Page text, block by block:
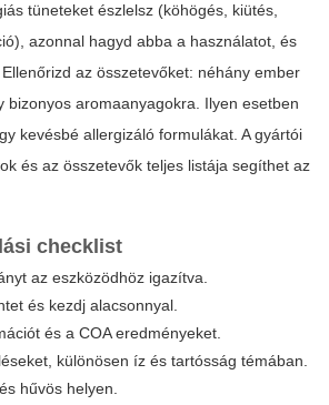
tüneteket észlelsz (köhögés, kiütés,
azonnal hagyd abba a használatot, és
az összetevőket: néhány ember
bizonyos aromaanyagokra. Ilyen esetben
kevésbé allergizáló formulákat. A gyártói
és az összetevők teljes listája segíthet az
checklist
az eszközödhöz igazítva.
és kezdj alacsonnyal.
és a COA eredményeket.
különösen íz és tartósság témában.
hűvös helyen.